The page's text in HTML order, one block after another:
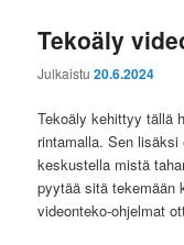
Tekoäly
Julkaistu20.6.2024
Tekoäly kehittyy tällä
rintamalla. Sen
keskustella mistä
pyytää sitä tekemään
videonteko-ohjelmat